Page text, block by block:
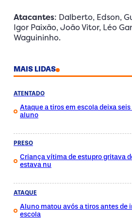
Atacantes: Dalberto, Edson,
Igor Paixão, João Vitor, Léo
Waguininho.
MAIS LIDAS
ATENTADO
Ataque a tiros em escola deixa
aluno
PRESO
Criança vítima de estupro gritava
estava nu
ATAQUE
Aluno matou avós a tiros antes de
escola